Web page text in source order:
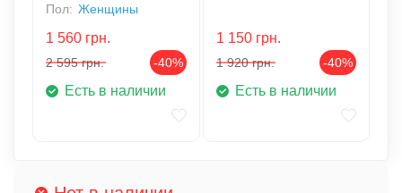
Пол: Женщины
1 560 грн.
2 595 грн. -40%
Есть в наличии
1 150 грн.
1 920 грн. -40%
Есть в наличии